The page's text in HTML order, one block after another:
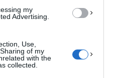
my
Advertising.
Use,
of my
with the
collected.
ΤΗΣ ΑΔΙΑΦΟΡΊΑΣ, ΚΑΙ